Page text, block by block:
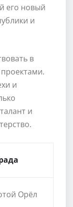
его новый
и
в
и
и
Орёл